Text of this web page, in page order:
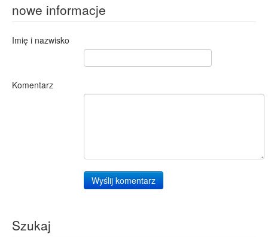
nowe informacje
Imię i nazwisko
Komentarz
Wyślij komentarz
Szukaj